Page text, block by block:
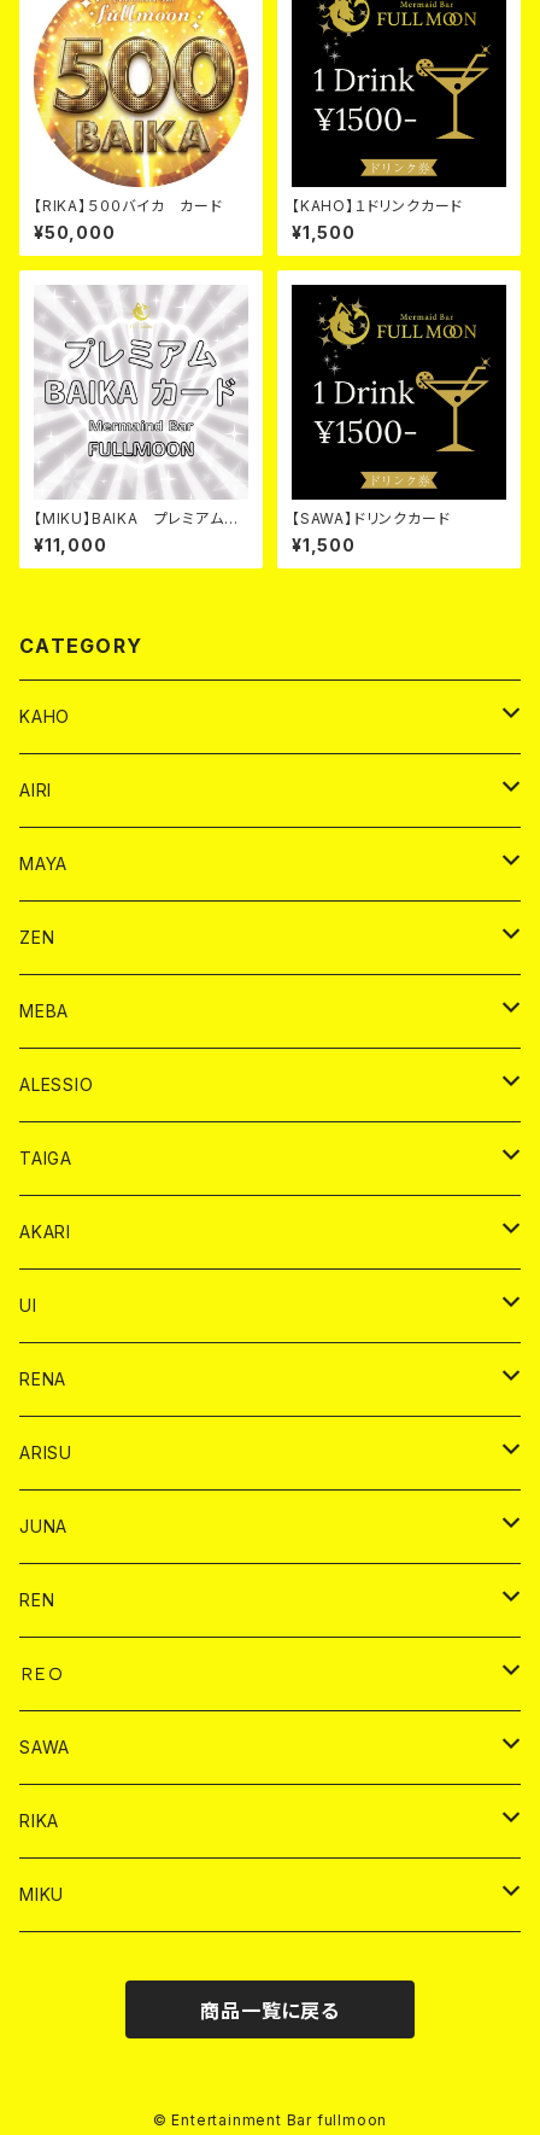
【RIKA】５００バイカ カード
¥50,000
【KAHO】１ドリンクカード
¥1,500
【MIKU】BAIKA プレミアム
カード
¥11,000
【SAWA】ドリンクカード
¥1,500
CATEGORY
KAHO
シャンパンカード
モエシャンドン カード
ヴーヴクリコ カード
BAIKA カード
ノーマル カード
プレミアム カード
ドリンク カード
１ドリンクカード
ショット
チェキ カード
チェキ １５００円
AIRI
シャンパン カード
モエシャンドン カード
ヴーヴクリコ カード
BAIKA カード
ノーマル カード
プレミアム カード
ドリンク カード
１ドリンク カード
ショット
チェキ カード
チェキ １５００円
MAYA
ドリンク
1ドリンク
ショット
チェキ
BAIKA
ZEN
ドリンク
シャンパン
ショット
チェキ
BAIKA
MEBA
ドリンク
シャンパンカード
ドリンクカード
チップ
チェキ
ALESSIO
ドリンク
シャンパン
1ドリンク
チップ
TAIGA
ドリンク
シャンパン
1ドリンク
チップ
AKARI
ドリンク
1ドリンク
ショット
UI
バイカ
ドリンク
シャンパン
ドリンク
チェキ
RENA
バイカ
ドリンク
ドリンク
ヤードグラス
チェキ
ARISU
バイカ
ドリンク
ドリンク
シャンパン
チェキ
JUNA
バイカ
ドリンク
シャンパン
ヤードグラス
チェキ
REN
バイカ
ドリンク
ショット
シャンパン
チェキ
ＲＥＯ
ドリンク
シャンパン
ショット
バイカ
チェキ
SAWA
ドリンク
シャンパン
バイカ
RIKA
ドリンク
MIKU
商品一覧に戻る
© Entertainment Bar fullmoon